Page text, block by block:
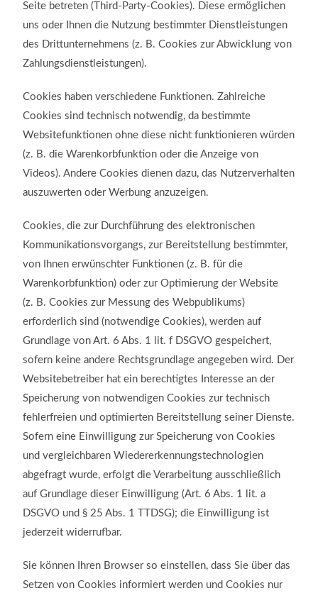
Seite betreten (Third-Party-Cookies). Diese ermöglichen
uns oder Ihnen die Nutzung bestimmter Dienstleistungen
des Drittunternehmens (z. B. Cookies zur Abwicklung von
Zahlungsdienstleistungen).
Cookies haben verschiedene Funktionen. Zahlreiche
Cookies sind technisch notwendig, da bestimmte
Websitefunktionen ohne diese nicht funktionieren würden
(z. B. die Warenkorbfunktion oder die Anzeige von
Videos). Andere Cookies dienen dazu, das Nutzerverhalten
auszuwerten oder Werbung anzuzeigen.
Cookies, die zur Durchführung des elektronischen
Kommunikationsvorgangs, zur Bereitstellung bestimmter,
von Ihnen erwünschter Funktionen (z. B. für die
Warenkorbfunktion) oder zur Optimierung der Website
(z. B. Cookies zur Messung des Webpublikums)
erforderlich sind (notwendige Cookies), werden auf
Grundlage von Art. 6 Abs. 1 lit. f DSGVO gespeichert,
sofern keine andere Rechtsgrundlage angegeben wird. Der
Websitebetreiber hat ein berechtigtes Interesse an der
Speicherung von notwendigen Cookies zur technisch
fehlerfreien und optimierten Bereitstellung seiner Dienste.
Sofern eine Einwilligung zur Speicherung von Cookies
und vergleichbaren Wiedererkennungstechnologien
abgefragt wurde, erfolgt die Verarbeitung ausschließlich
auf Grundlage dieser Einwilligung (Art. 6 Abs. 1 lit. a
DSGVO und § 25 Abs. 1 TTDSG); die Einwilligung ist
jederzeit widerrufbar.
Sie können Ihren Browser so einstellen, dass Sie über das
Setzen von Cookies informiert werden und Cookies nur